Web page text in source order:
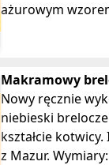
ażurowym
Makramowy
niebieska
Nowy ręcznie
niebieski
kształcie
z Mazur.